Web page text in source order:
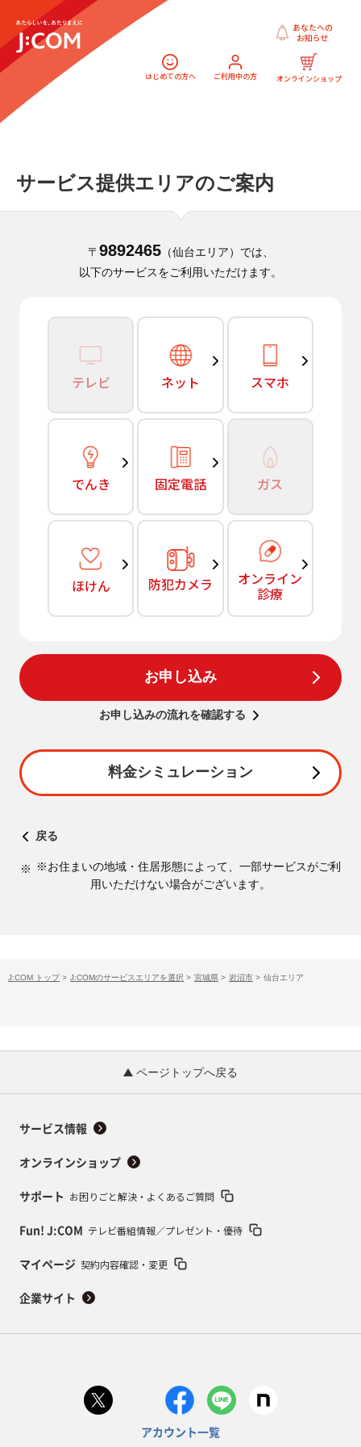
はじめての方へ ご利用中の方 オンラインショップ
あなたへの
お知らせ
サービス提供エリアのご案内
〒 9892465（仙台エリア）では、
以下のサービスをご利用いただけます。
テレビ ネット スマホ
でんき 固定電話 ガス
ほけん 防犯カメラ オンライン
診療
お申し込み
お申し込みの流れを確認する
料金シミュレーション
戻る
※お住まいの地域・住居形態によって、一部サービスがご利
用いただけない場合がございます。
J:COM トップ > J:COMのサービスエリアを選択 > 宮城県 > 岩沼市 > 仙台エリア
ページトップへ戻る
サービス情報
オンラインショップ
サポート お困りごと解決・よくあるご質問
Fun! J:COM テレビ番組情報／プレゼント・優待
マイページ 契約内容確認・変更
企業サイト
アカウント一覧